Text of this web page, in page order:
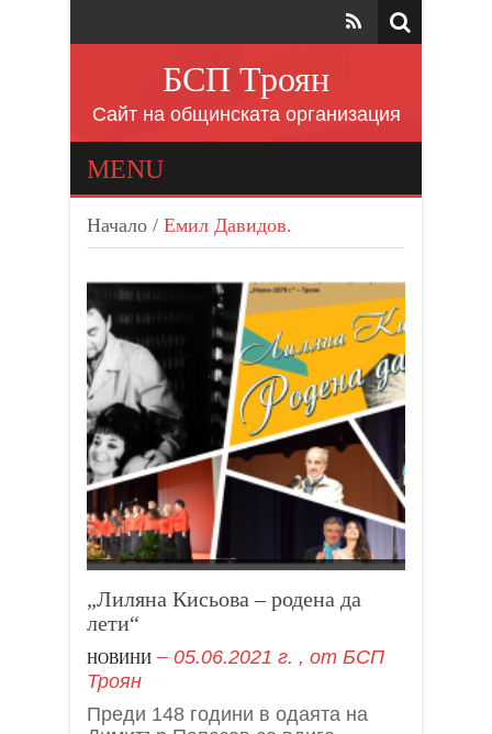
БСП Троян
Сайт на общинската организация
MENU
Начало / Емил Давидов.
„Лиляна Кисьова – родена да
лети“
НОВИНИ 05.06.2021 г. , от БСП
Троян
Преди 148 години в одаята на